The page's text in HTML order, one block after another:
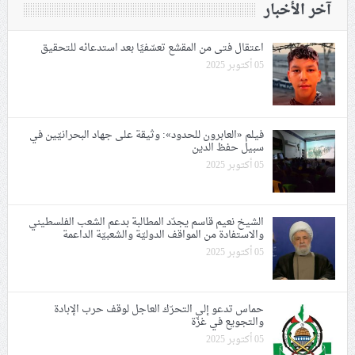
آخر الأخبار
اعتقال فتى من المقشع تعسّفيًا بعد استدعائه للتحقيق
05 أكتوبر 2025
فيلم «العابرون للحدود»: وثيقة على جهاد البحرانيّين في
سبيل حفظ الدين
05 أكتوبر 2025
الشيخ نعيم قاسم يجدّد المطالبة بدعم الشعب الفلسطيني
والاستفادة من المواقف الدوليّة والشعبيّة الداعمة
05 أكتوبر 2025
حماس تدعو إلى التحرّك العاجل لوقف حرب الإبادة
والتجويع في غزّة
05 أكتوبر 2025